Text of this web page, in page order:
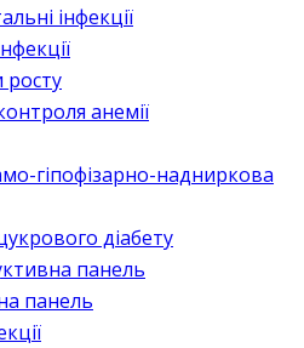
інфекції
анемії
гіпофізарно-надниркова
діабету
панель
панель